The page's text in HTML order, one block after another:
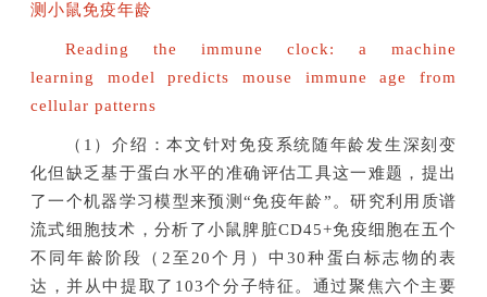
测小鼠免疫年龄
Reading the immune clock: a machine
learning model predicts mouse immune age from
cellular patterns
（1）介绍：本文针对免疫系统随年龄发生深刻变
化但缺乏基于蛋白水平的准确评估工具这一难题，提出
了一个机器学习模型来预测“免疫年龄”。研究利用质谱
流式细胞技术，分析了小鼠脾脏CD45+免疫细胞在五个
不同年龄阶段（2至20个月）中30种蛋白标志物的表
达，并从中提取了103个分子特征。通过聚焦六个主要